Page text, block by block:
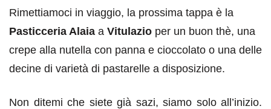
Rimettiamoci in viaggio, la prossima tappa è la
Pasticceria Alaia a Vitulazio per un buon thè, una
crepe alla nutella con panna e cioccolato o una delle
decine di varietà di pastarelle a disposizione.
Non ditemi che siete già sazi, siamo solo all’inizio.